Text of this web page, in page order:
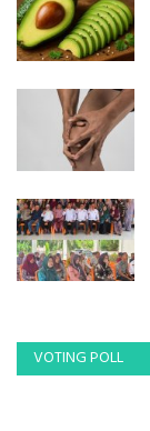
VOTING POLL